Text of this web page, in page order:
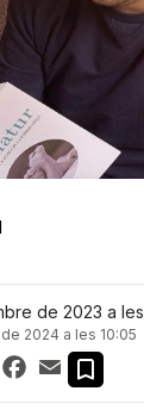
de 2023 a
2024 a les 10:05
LinkedInFacebook
Email